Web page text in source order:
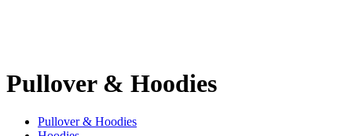
Pullover & Hoodies
Pullover & Hoodies